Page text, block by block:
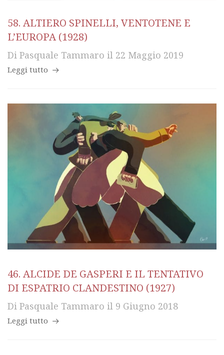
58. ALTIERO SPINELLI, VENTOTENE E
L’EUROPA (1928)
Di Pasquale Tammaro il 22 Maggio 2019
Leggi tutto
46. ALCIDE DE GASPERI E IL TENTATIVO
DI ESPATRIO CLANDESTINO (1927)
Di Pasquale Tammaro il 9 Giugno 2018
Leggi tutto